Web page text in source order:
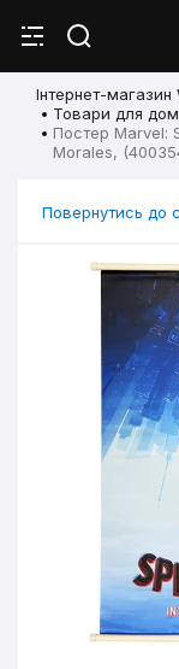
Інтернет-
Товари для
Постер Marvel:
Morales,
Повернутись до